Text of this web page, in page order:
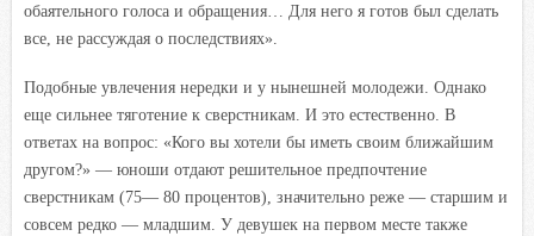
обаятельного голоса и обращения… Для него я готов был сделать
все, не рассуждая о последствиях».
Подобные увлечения нередки и у нынешней молодежи. Однако
еще сильнее тяготение к сверстникам. И это естественно. В
ответах на вопрос: «Кого вы хотели бы иметь своим ближайшим
другом?» — юноши отдают решительное предпочтение
сверстникам (75— 80 процентов), значительно реже — старшим и
совсем редко — младшим. У девушек на первом месте также